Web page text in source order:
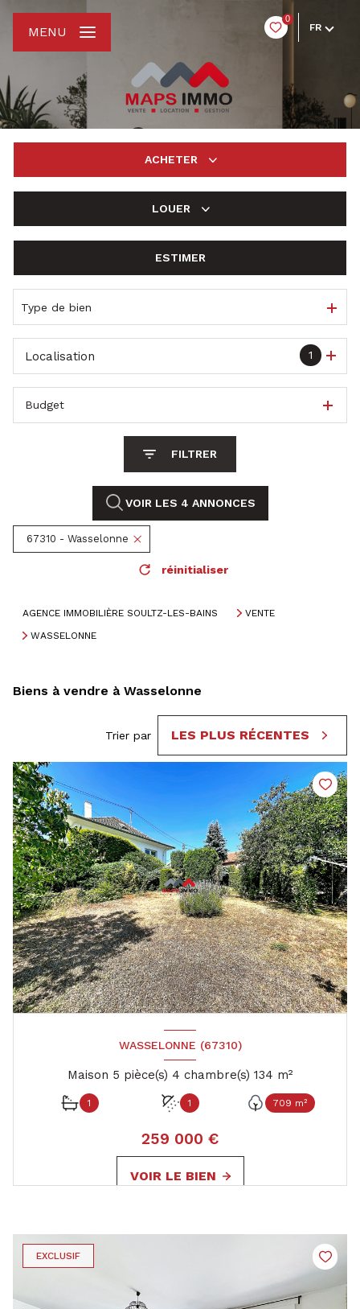
0
FR
MENU
ACHETER
LOUER
De l'immo pro
ESTIMER
Type de bien
1
Localisation
Budget
FILTRER
VOIR LES 4 ANNONCES
67310 - Wasselonne
réinitialiser
AGENCE IMMOBILIÈRE SOULTZ-LES-BAINS
VENTE
WASSELONNE
Biens à vendre à Wasselonne
Trier par LES PLUS RÉCENTES
WASSELONNE (67310)
Maison 5 pièce(s) 4 chambre(s) 134 m²
1 1 709 m²
259 000 €
VOIR LE BIEN
EXCLUSIF